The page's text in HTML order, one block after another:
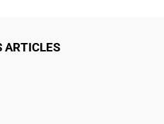
ARTICLES